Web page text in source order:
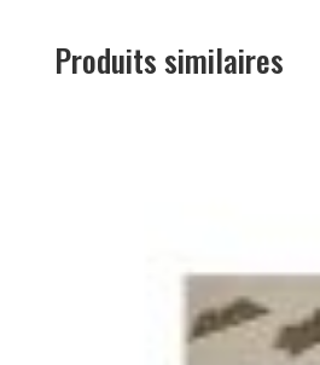
Produits similaires